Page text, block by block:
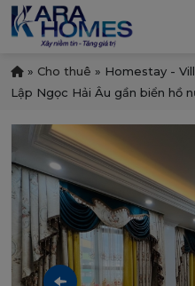
» Cho thuê » Homestay -
Lập Ngọc Hải Âu gần biển hồ